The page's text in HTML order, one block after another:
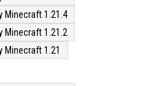
Minecraft 1.21.4
Minecraft 1.21.2
Minecraft 1.21